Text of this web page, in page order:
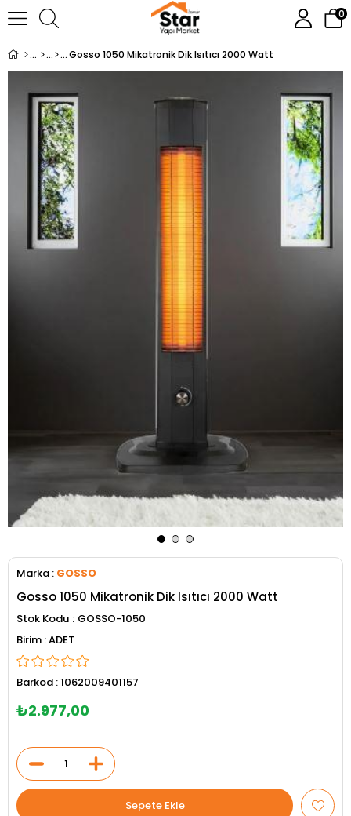
0
Gosso 1050 Mikatronik Dik Isıtıcı 2000 Watt
Marka : GOSSO
Gosso 1050 Mikatronik Dik Isıtıcı 2000 Watt
Stok Kodu
GOSSO-1050
ADET
Barkod :1062009401157
₺2.977,00